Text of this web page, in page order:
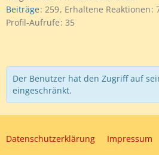
Beiträge 259 Erhaltene Reaktionen
Profil-Aufrufe 35
Der Benutzer hat den Zugriff auf
eingeschränkt.
Datenschutzerklärung Impressum